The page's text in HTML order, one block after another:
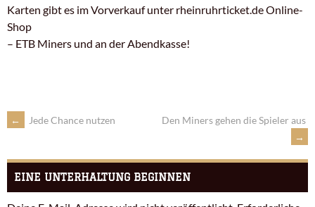
Karten gibt es im Vorverkauf unter rheinruhrticket.de Online-
Shop
– ETB Miners und an der Abendkasse!
← Jede Chance nutzen
Den Miners gehen die Spieler aus
→
EINE UNTERHALTUNG BEGINNEN